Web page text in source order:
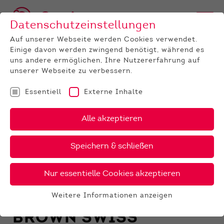
RASSE
HOLSTEIN
RED HOLSTEIN
FLECKVIEH
JERSEY
ROTVIEH
BROWN SWISS
Datenschutzeinstellungen
Auf unserer Webseite werden Cookies verwendet.
Einige davon werden zwingend benötigt, während es
uns andere ermöglichen, Ihre Nutzererfahrung auf
unserer Webseite zu verbessern.
Essentiell Externe Inhalte
Alle akzeptieren
Speichern & schließen
Nur essentielle Cookies akzeptieren
Weitere Informationen anzeigen